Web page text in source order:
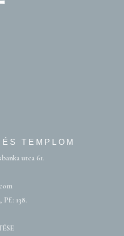
TEMPLOM
utca 61.
138.